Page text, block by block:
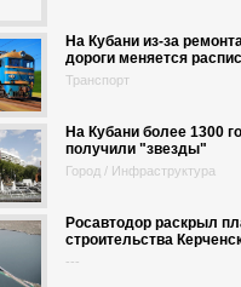
На Кубани из-за
дороги меняется
Транспорт
На Кубани более 1300
получили "звезды"
Город / Инфраструктура
Росавтодор раскрыл
строительства
---